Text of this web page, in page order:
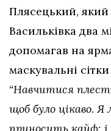
Плясецький, який
Васильківка два
допомагав на
маскувальні
“Навчитися
щоб було цікаво.